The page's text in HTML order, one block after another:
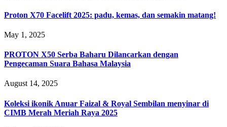
Proton X70 Facelift 2025: padu, kemas, dan semakin matang!
May 1, 2025
PROTON X50 Serba Baharu Dilancarkan dengan
Pengecaman Suara Bahasa Malaysia
August 14, 2025
Koleksi ikonik Anuar Faizal & Royal Sembilan menyinar di
CIMB Merah Meriah Raya 2025